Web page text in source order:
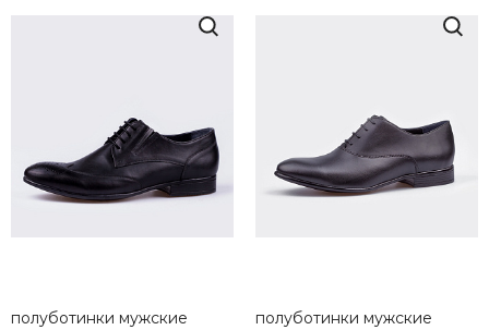
полуботинки мужские
полуботинки мужские